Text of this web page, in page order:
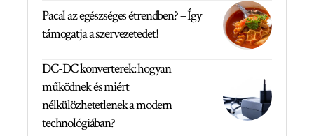
Pacal az egészséges étrendben? – Így
támogatja a szervezetedet!
DC-DC konverterek: hogyan
működnek és miért
nélkülözhetetlenek a modern
technológiában?